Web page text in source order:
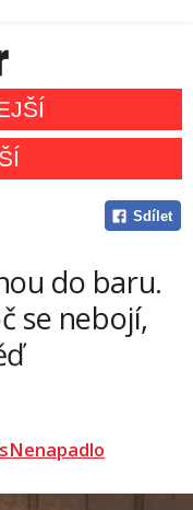
Sdílet
do baru.
se nebojí,